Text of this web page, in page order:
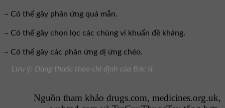
– Có thể gây phản ứng quá mẫn.
– Có thể gây chọn lọc các chủng vi khuẩn đề kháng.
– Có thể gây các phản ứng dị ứng chéo.
Lưu ý: Dùng thuốc theo chỉ định của Bác sĩ
Nguồn tham khảo drugs.com, medicines.org.uk,